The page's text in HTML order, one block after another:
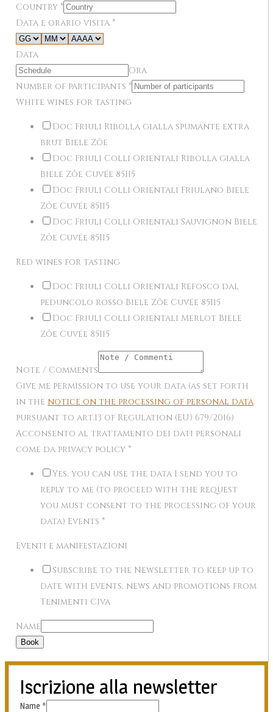
Country *
Data e orario visita *
Data
Ora
Number of participants *
White wines for tasting
Doc Friuli Ribolla gialla spumante extra
brut Biele Zôe
Doc Friuli Colli Orientali Ribolla gialla
Biele Zôe Cuvée 85I15
Doc Friuli Colli Orientali Friulano Biele
Zôe Cuvée 85I15
Doc Friuli Colli Orientali Sauvignon Biele
Zôe Cuvée 85I15
Red wines for tasting
Doc Friuli Colli Orientali Refosco dal
peduncolo rosso Biele Zôe Cuvée 85I15
Doc Friuli Colli Orientali Merlot Biele
Zôe Cuvée 85I15
Note / Comments
Give me permission to use your data (as set forth
in the notice on the processing of personal data
pursuant to art.13 of Regulation (EU) 679/2016)
Acconsento al trattamento dei dati personali
come da privacy policy *
Yes, you can use the data I send you to
reply to me (to proceed with the request
you must consent to the processing of your
data) Events *
Eventi e manifestazioni
Subscribe to the Newsletter to keep up to
date with events, news and promotions from
Tenimenti Civa
Name
Book
Iscrizione alla newsletter
Name *